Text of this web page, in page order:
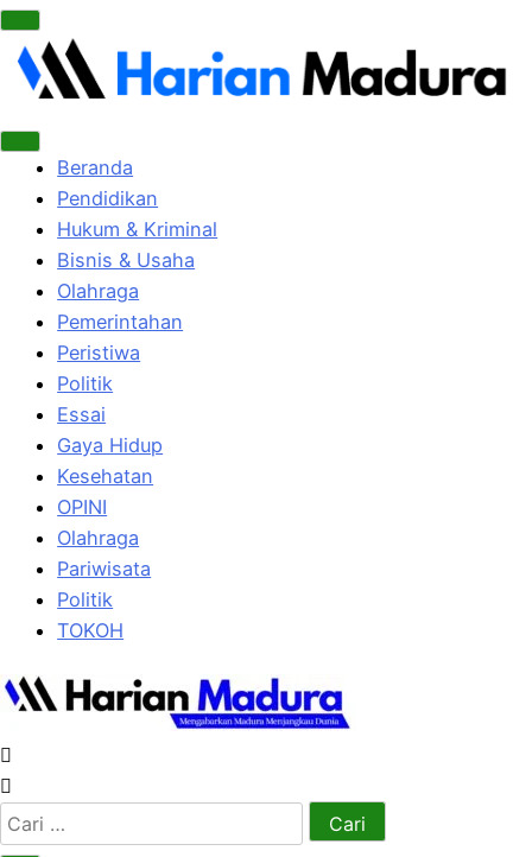
Beranda
Pendidikan
Hukum & Kriminal
Bisnis & Usaha
Olahraga
Pemerintahan
Peristiwa
Politik
Essai
Gaya Hidup
Kesehatan
OPINI
Olahraga
Pariwisata
Politik
TOKOH
Cari
untuk: